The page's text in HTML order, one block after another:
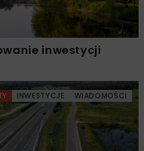
inwestycji
INWESTYCJE WIADOMOŚCI